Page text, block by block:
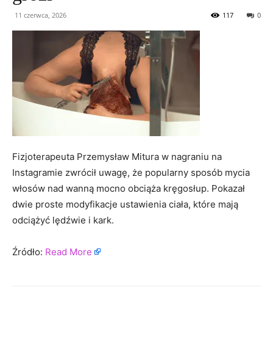
11 czerwca, 2026 0
117
Fizjoterapeuta Przemysław Mitura w nagraniu na
Instagramie zwrócił uwagę, że popularny sposób mycia
włosów nad wanną mocno obciąża kręgosłup. Pokazał
dwie proste modyfikacje ustawienia ciała, które mają
odciążyć lędźwie i kark.
Źródło: Read More